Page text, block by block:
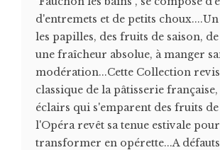
d'entremets et de petits
les papilles, des fruits de saison,
une fraîcheur absolue, à manger
modération...Cette Collection
classique de la pâtisserie
éclairs qui s'emparent des fruits
l'Opéra revêt sa tenue estivale
transformer en opérette...A défauts